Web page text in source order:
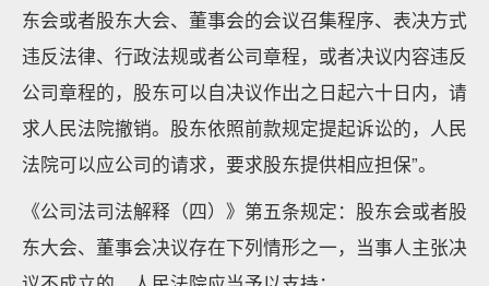
东会或者股东大会、董事会的会议召集程序、表决方式
违反法律、行政法规或者公司章程，或者决议内容违反
公司章程的，股东可以自决议作出之日起六十日内，请
求人民法院撤销。股东依照前款规定提起诉讼的，人民
法院可以应公司的请求，要求股东提供相应担保”。
《公司法司法解释（四）》第五条规定：股东会或者股
东大会、董事会决议存在下列情形之一，当事人主张决